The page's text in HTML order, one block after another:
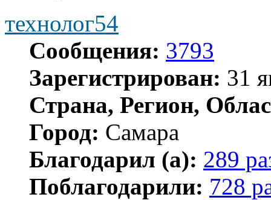
технолог54
Сообщения: 3793
Зарегистрирован: 31
Страна, Регион,
Город: Самара
Благодарил (а): 289
Поблагодарили: 728